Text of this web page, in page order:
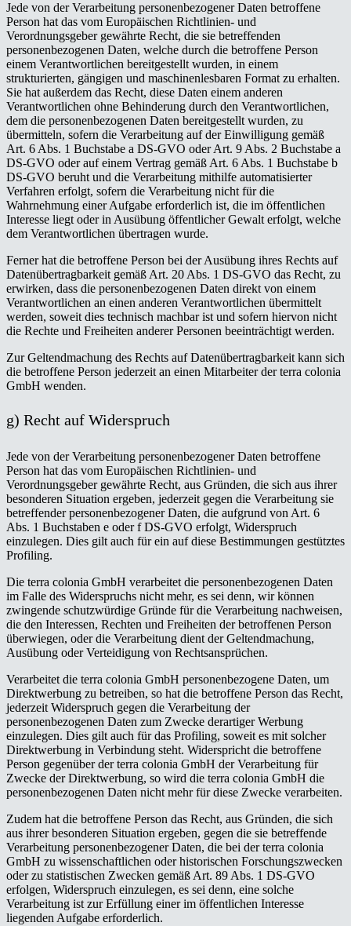
Jede von der Verarbeitung personenbezogener Daten betroffene
Person hat das vom Europäischen Richtlinien- und
Verordnungsgeber gewährte Recht, die sie betreffenden
personenbezogenen Daten, welche durch die betroffene Person
einem Verantwortlichen bereitgestellt wurden, in einem
strukturierten, gängigen und maschinenlesbaren Format zu erhalten.
Sie hat außerdem das Recht, diese Daten einem anderen
Verantwortlichen ohne Behinderung durch den Verantwortlichen,
dem die personenbezogenen Daten bereitgestellt wurden, zu
übermitteln, sofern die Verarbeitung auf der Einwilligung gemäß
Art. 6 Abs. 1 Buchstabe a DS-GVO oder Art. 9 Abs. 2 Buchstabe a
DS-GVO oder auf einem Vertrag gemäß Art. 6 Abs. 1 Buchstabe b
DS-GVO beruht und die Verarbeitung mithilfe automatisierter
Verfahren erfolgt, sofern die Verarbeitung nicht für die
Wahrnehmung einer Aufgabe erforderlich ist, die im öffentlichen
Interesse liegt oder in Ausübung öffentlicher Gewalt erfolgt, welche
dem Verantwortlichen übertragen wurde.
Ferner hat die betroffene Person bei der Ausübung ihres Rechts auf
Datenübertragbarkeit gemäß Art. 20 Abs. 1 DS-GVO das Recht, zu
erwirken, dass die personenbezogenen Daten direkt von einem
Verantwortlichen an einen anderen Verantwortlichen übermittelt
werden, soweit dies technisch machbar ist und sofern hiervon nicht
die Rechte und Freiheiten anderer Personen beeinträchtigt werden.
Zur Geltendmachung des Rechts auf Datenübertragbarkeit kann sich
die betroffene Person jederzeit an einen Mitarbeiter der terra colonia
GmbH wenden.
g) Recht auf Widerspruch
Jede von der Verarbeitung personenbezogener Daten betroffene
Person hat das vom Europäischen Richtlinien- und
Verordnungsgeber gewährte Recht, aus Gründen, die sich aus ihrer
besonderen Situation ergeben, jederzeit gegen die Verarbeitung sie
betreffender personenbezogener Daten, die aufgrund von Art. 6
Abs. 1 Buchstaben e oder f DS-GVO erfolgt, Widerspruch
einzulegen. Dies gilt auch für ein auf diese Bestimmungen gestütztes
Profiling.
Die terra colonia GmbH verarbeitet die personenbezogenen Daten
im Falle des Widerspruchs nicht mehr, es sei denn, wir können
zwingende schutzwürdige Gründe für die Verarbeitung nachweisen,
die den Interessen, Rechten und Freiheiten der betroffenen Person
überwiegen, oder die Verarbeitung dient der Geltendmachung,
Ausübung oder Verteidigung von Rechtsansprüchen.
Verarbeitet die terra colonia GmbH personenbezogene Daten, um
Direktwerbung zu betreiben, so hat die betroffene Person das Recht,
jederzeit Widerspruch gegen die Verarbeitung der
personenbezogenen Daten zum Zwecke derartiger Werbung
einzulegen. Dies gilt auch für das Profiling, soweit es mit solcher
Direktwerbung in Verbindung steht. Widerspricht die betroffene
Person gegenüber der terra colonia GmbH der Verarbeitung für
Zwecke der Direktwerbung, so wird die terra colonia GmbH die
personenbezogenen Daten nicht mehr für diese Zwecke verarbeiten.
Zudem hat die betroffene Person das Recht, aus Gründen, die sich
aus ihrer besonderen Situation ergeben, gegen die sie betreffende
Verarbeitung personenbezogener Daten, die bei der terra colonia
GmbH zu wissenschaftlichen oder historischen Forschungszwecken
oder zu statistischen Zwecken gemäß Art. 89 Abs. 1 DS-GVO
erfolgen, Widerspruch einzulegen, es sei denn, eine solche
Verarbeitung ist zur Erfüllung einer im öffentlichen Interesse
liegenden Aufgabe erforderlich.